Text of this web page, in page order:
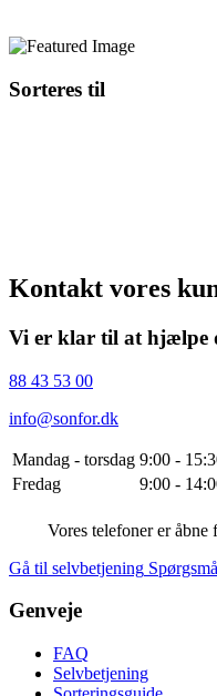
Sorteres til
Kontakt vores
Vi er klar til at hjælpe
88 43 53 00
info@sonfor.dk
Mandag - torsdag 9:00 -
Fredag
9:00 -
Vores telefoner er
Gå til selvbetjening
Genveje
FAQ
Selvbetjening